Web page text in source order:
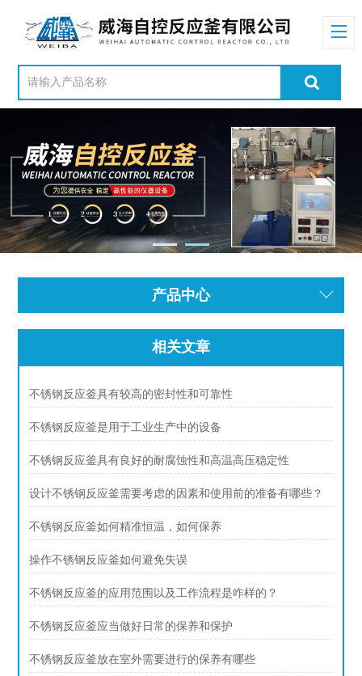
产品中心
相关文章
不锈钢反应釜具有较高的密封性和可靠性
不锈钢反应釜是用于工业生产中的设备
不锈钢反应釜具有良好的耐腐蚀性和高温高压稳定性
设计不锈钢反应釜需要考虑的因素和使用前的准备有哪些？
不锈钢反应釜如何精准恒温，如何保养
操作不锈钢反应釜如何避免失误
不锈钢反应釜的应用范围以及工作流程是咋样的？
不锈钢反应釜应当做好日常的保养和保护
不锈钢反应釜放在室外需要进行的保养有哪些